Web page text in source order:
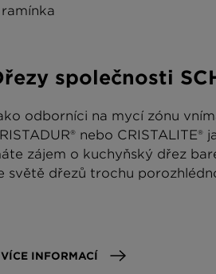
společnosti
odborníci na mycí zónu
nebo
zájem o kuchyňský dřez
světě dřezů trochu
VÍCE INFORMACÍ